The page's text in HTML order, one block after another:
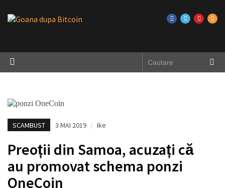
SCAMBUST 3 MAI 2019 / Ike
Preoții din Samoa, acuzați că
au promovat schema ponzi
OneCoin